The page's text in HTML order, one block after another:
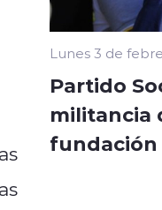
Lunes 3 de
Partido
militancia
fundación